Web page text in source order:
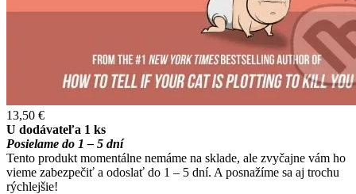
13,50 €
U dodávateľa 1 ks
Posielame do 1 – 5 dní
Tento produkt momentálne nemáme na sklade, ale zvyčajne vám ho
vieme zabezpečiť a odoslať do 1 – 5 dní. A posnažíme sa aj trochu
rýchlejšie!